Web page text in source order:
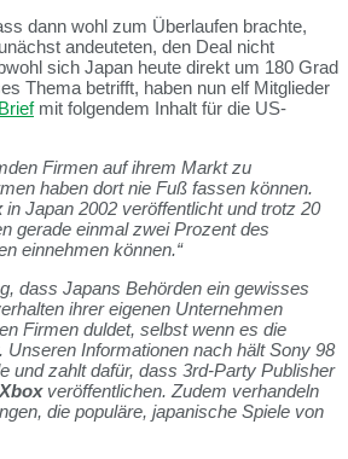
dann wohl zum Überlaufen brachte,
andeuteten, den Deal nicht
sich Japan heute direkt um 180 Grad
Thema betrifft, haben nun elf Mitglieder
Briefmit folgendem Inhalt für die US-
Firmen auf ihrem Markt zu
haben dort nie Fuß fassen können.
in Japan 2002 veröffentlicht und trotz 20
gerade einmal zwei Prozent des
einnehmen können.“
dass Japans Behörden ein gewisses
ihrer eigenen Unternehmen
Firmen duldet, selbst wenn es die
Unseren Informationen nach hält Sony 98
und zahlt dafür, dass 3rd-Party Publisher
Xboxveröffentlichen. Zudem verhandeln
die populäre, japanische Spiele von